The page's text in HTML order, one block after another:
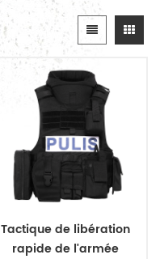
Tactique de libération
rapide de l'armée